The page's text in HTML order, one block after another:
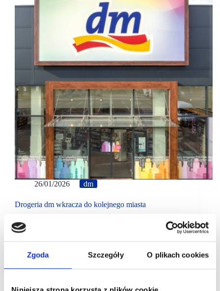
Zgoda Szczegóły O plikach cookies
26/01/2026 dm
Drogeria dm wkracza do kolejnego miasta
29 stycznia drogeria dm otworzy swój pierwszy sklep
w Pile. Nowy punkt, zlokalizowany jest w Galerii